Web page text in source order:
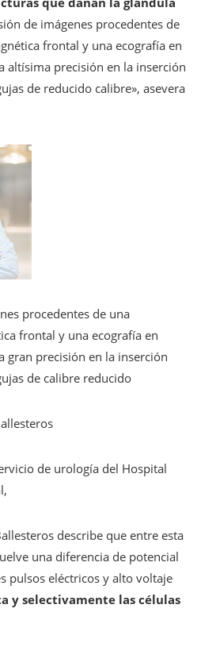
de imágenes procedentes de
frontal y una ecografía en
altísima precisión en la inserción
de reducido calibre», asevera
procedentes de una
frontal y una ecografía en
gran precisión en la inserción
de calibre reducido
de urología del Hospital
describe que entre esta
una diferencia de potencial
pulsos eléctricos y alto voltaje
y selectivamente las células